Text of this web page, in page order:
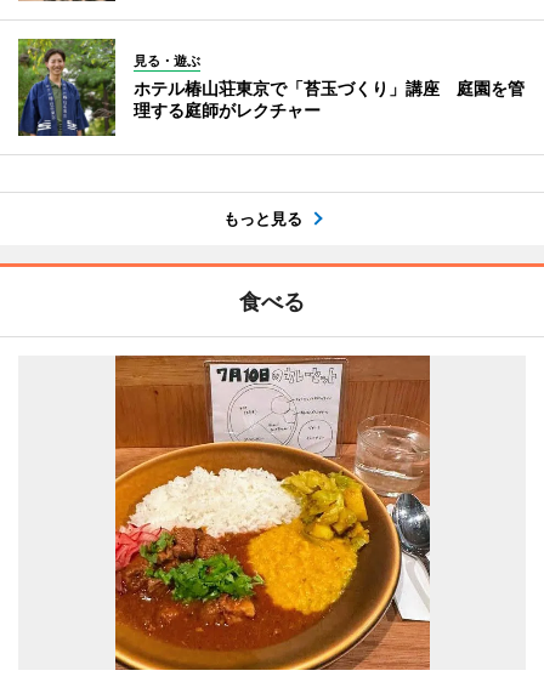
見る・遊ぶ
ホテル椿山荘東京で「苔玉づくり」講座 庭園を管
理する庭師がレクチャー
もっと見る
食べる